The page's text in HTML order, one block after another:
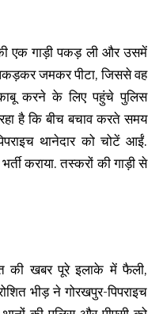
एक गाड़ी पकड़ ली और उसमें
जमकर पीटा, जिससे वह
काबू करने के लिए पहुंचे पुलिस
है कि बीच बचाव करते समय
थानेदार को चोटें आईं.
कराया. तस्करों की गाड़ी से
की खबर पूरे इलाके में फैली,
भीड़ ने गोरखपुर-पिपराइच